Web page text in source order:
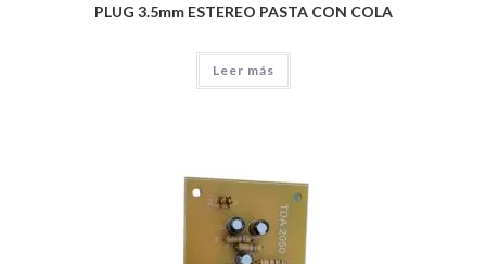
PLUG 3.5mm ESTEREO PASTA CON COLA
Leer más